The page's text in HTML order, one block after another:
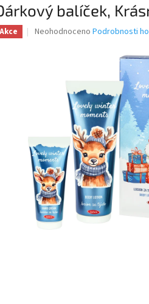
balíček,
Akce
Průměrné
hvězdiček.
Neohodnoceno Podrobnosti